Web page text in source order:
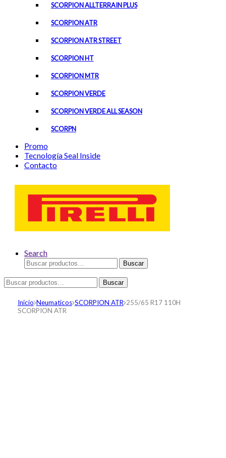
SCORPION ALLTERRAIN PLUS
SCORPION ATR
SCORPION ATR STREET
SCORPION HT
SCORPION MTR
SCORPION VERDE
SCORPION VERDE ALL SEASON
SCORPN
Promo
Tecnología Seal Inside
Contacto
Search
Buscar
por:
Buscar
Buscar
por:
Buscar
Inicio Neumaticos SCORPION ATR 255/65 R17 110H
SCORPION ATR